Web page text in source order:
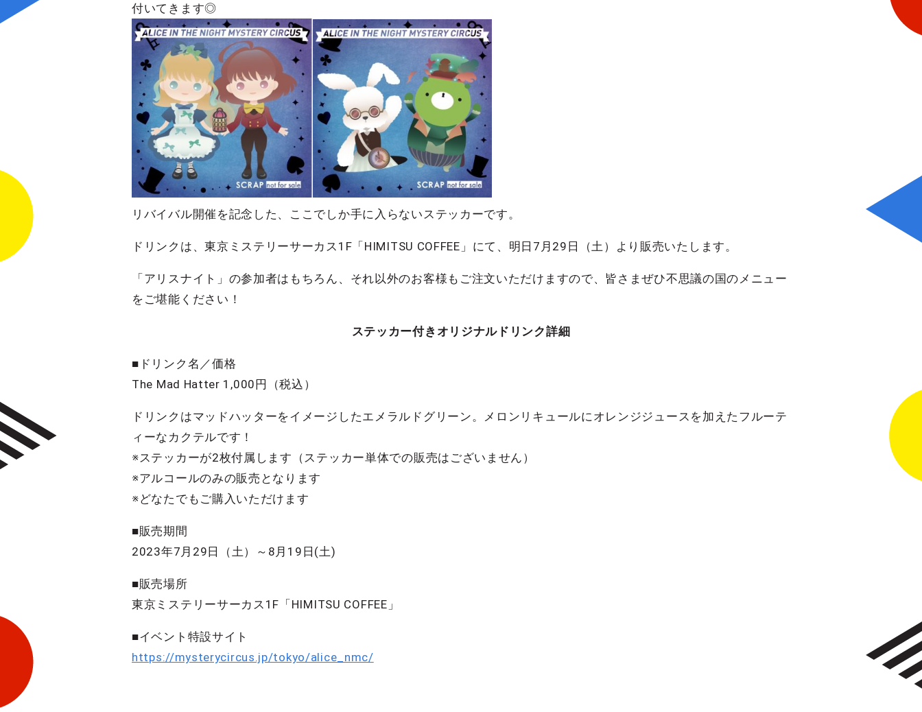
付いてきます◎
リバイバル開催を記念した、ここでしか手に入らないステッカーです。
ドリンクは、東京ミステリーサーカス1F「HIMITSU COFFEE」にて、明日7月29日（土）より販売いたします。
「アリスナイト」の参加者はもちろん、それ以外のお客様もご注文いただけますので、皆さまぜひ不思議の国のメニュー
をご堪能ください！
ステッカー付きオリジナルドリンク詳細
■ドリンク名／価格
The Mad Hatter 1,000円（税込）
ドリンクはマッドハッターをイメージしたエメラルドグリーン。メロンリキュールにオレンジジュースを加えたフルーテ
ィーなカクテルです！
※ステッカーが2枚付属します（ステッカー単体での販売はございません）
※アルコールのみの販売となります
※どなたでもご購入いただけます
■販売期間
2023年7月29日（土）～8月19日(土)
■販売場所
東京ミステリーサーカス1F「HIMITSU COFFEE」
■イベント特設サイト
https://mysterycircus.jp/tokyo/alice_nmc/